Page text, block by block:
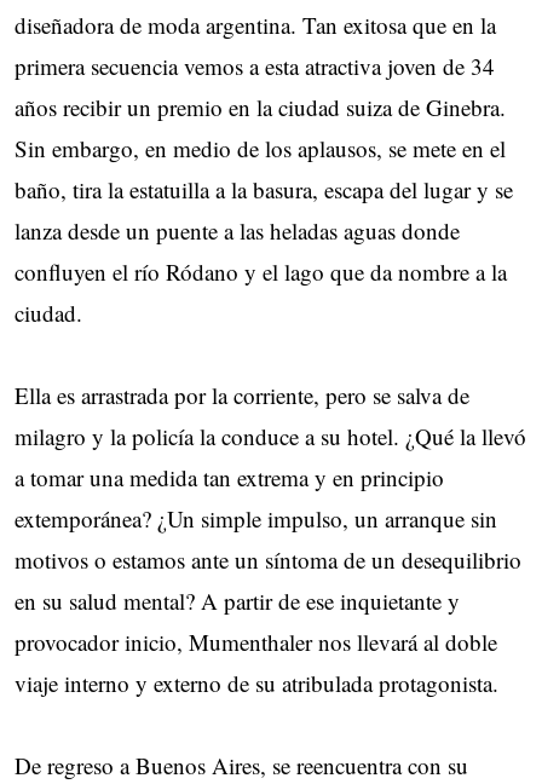
diseñadora de moda argentina. Tan exitosa que en la
primera secuencia vemos a esta atractiva joven de 34
años recibir un premio en la ciudad suiza de Ginebra.
Sin embargo, en medio de los aplausos, se mete en el
baño, tira la estatuilla a la basura, escapa del lugar y se
lanza desde un puente a las heladas aguas donde
confluyen el río Ródano y el lago que da nombre a la
ciudad.
Ella es arrastrada por la corriente, pero se salva de
milagro y la policía la conduce a su hotel. ¿Qué la llevó
a tomar una medida tan extrema y en principio
extemporánea? ¿Un simple impulso, un arranque sin
motivos o estamos ante un síntoma de un desequilibrio
en su salud mental? A partir de ese inquietante y
provocador inicio, Mumenthaler nos llevará al doble
viaje interno y externo de su atribulada protagonista.
De regreso a Buenos Aires, se reencuentra con su